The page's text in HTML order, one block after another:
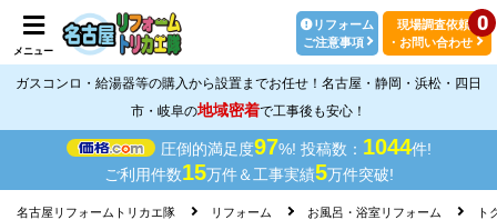
メニュー
リフォーム
ご注意事項
0
現場調査依頼
・お問い合わせ
ガスコンロ・給湯器等の購入から設置までお任せ！名古屋・静岡・浜松・四日
市・岐阜の地域密着で工事後も安心！
圧倒的満足度97%! 投稿数： 1044件!
ご利用件数15万件＆工事実績5万件突破!
名古屋リフォームトリカエ隊 リフォーム お風呂・浴室リフォーム ト